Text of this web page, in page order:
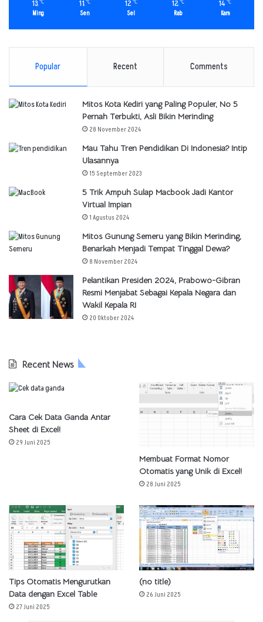
13℃
Ming
11 ℃
Sen
12 ℃
Sel
12℃
Rab
14℃
Kam
Popular Recent Comments
Mitos Kota Kediri yang Paling Populer, No 5
Pernah Terbukti, Asli Bikin Merinding
28 November 2024
Mau Tahu Tren Pendidikan Di Indonesia? Intip
Ulasannya
15 September 2023
5 Trik Ampuh Sulap Macbook Jadi Kantor
Virtual Impian
1 Agustus 2024
Mitos Gunung Semeru yang Bikin Merinding,
Benarkah Menjadi Tempat Tinggal Dewa?
8 November 2024
Pelantikan Presiden 2024, Prabowo-Gibran
Resmi Menjabat Sebagai Kepala Negara dan
Wakil Kepala RI
20 Oktober 2024
Recent News
Cara Cek Data Ganda Antar
Sheet di Excel!
29 Juni 2025
Membuat Format Nomor
Otomatis yang Unik di Excel!
28 Juni 2025
Tips Otomatis Mengurutkan
Data dengan Excel Table
27 Juni 2025
(no title)
26 Juni 2025